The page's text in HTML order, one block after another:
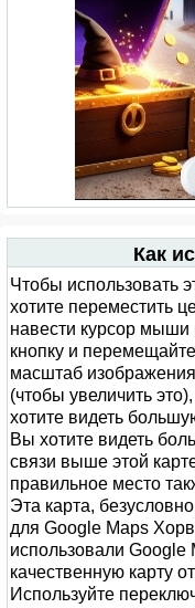
Как
Чтобы использовать
хотите переместить
навести курсор мыши
кнопку и
масштаб изображения
(чтобы увеличить
хотите видеть
Вы хотите видеть
связи выше этой
правильное место
Эта карта,
для Google Maps
использовали
качественную карту
Используйте